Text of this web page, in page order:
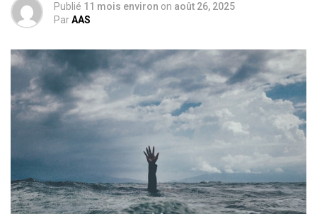
Publié 11 mois environ on août 26, 2025
ParAAS